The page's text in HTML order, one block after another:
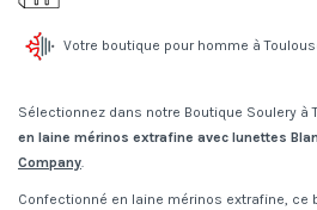
Votre boutique pour homme à
Sélectionnez dans notre Boutique Soulery à
en laine mérinos extrafine avec lunettes
Company.
Confectionné en laine mérinos extrafine, ce